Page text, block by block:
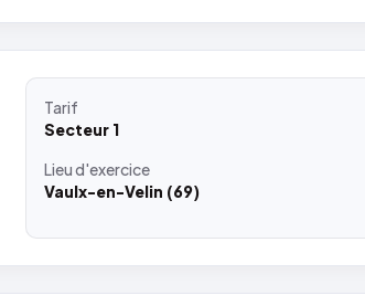
Tarif
Secteur 1
Lieud'exercice
Vaulx-en-Velin (69)